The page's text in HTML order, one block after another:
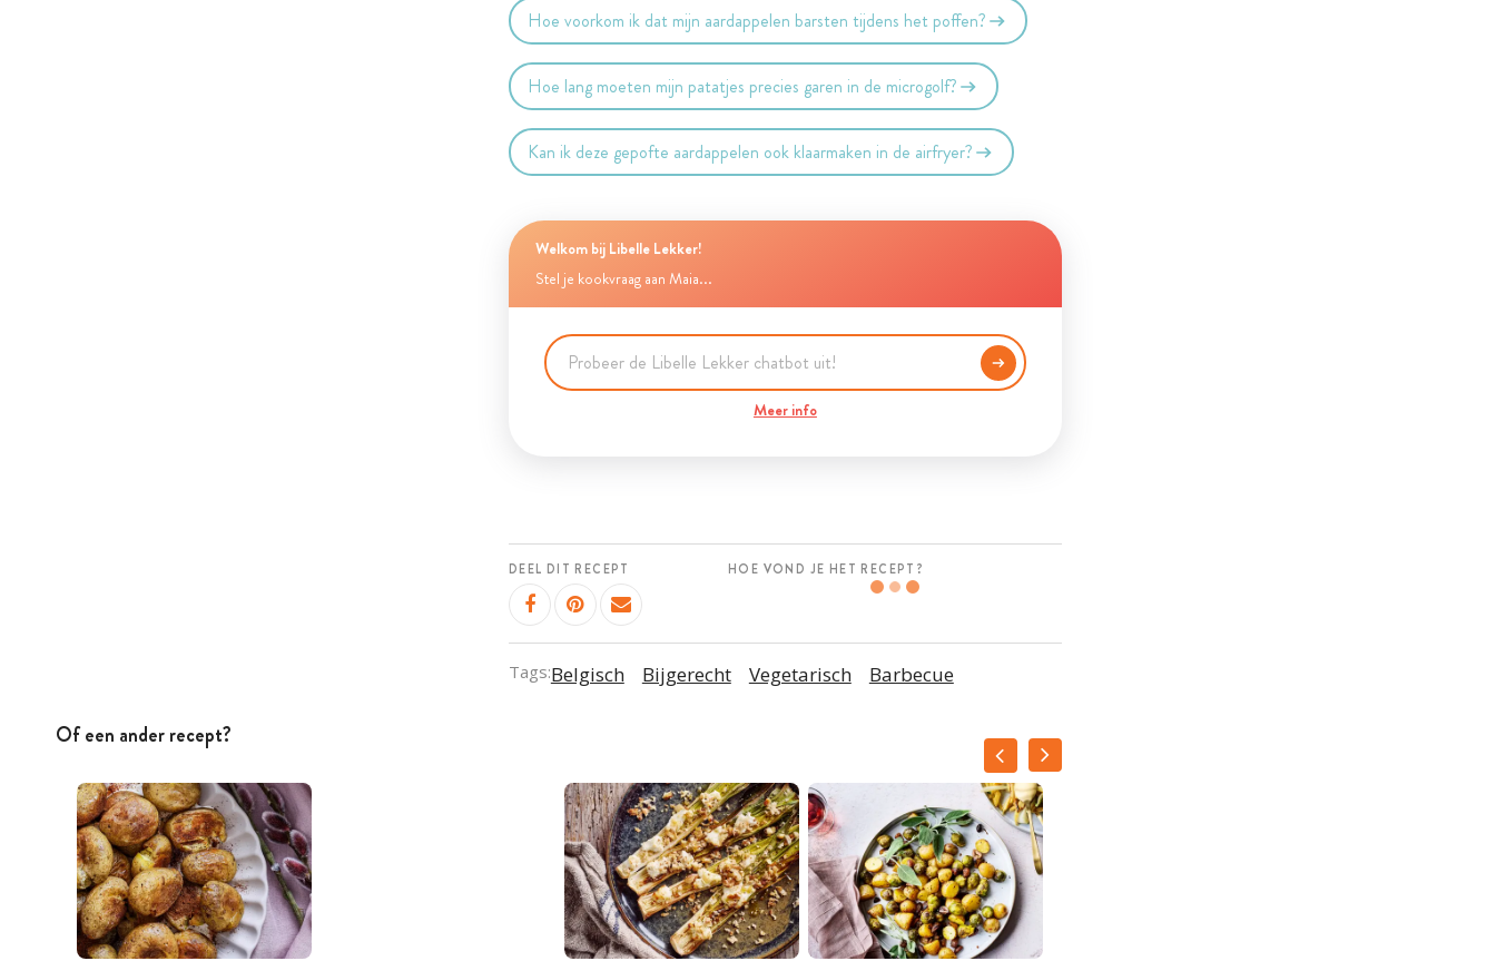
Hoe voorkom ik dat mijn aardappelen barsten tijdens het poffen?
Hoe lang moeten mijn patatjes precies garen in de microgolf?
Kan ik deze gepofte aardappelen ook klaarmaken in de airfryer?
Welkom bij Libelle Lekker!
Stel je kookvraag aan Maia...
Meer info
DEEL DIT RECEPT HOE VOND JE HET RECEPT?
Tags:Belgisch Bijgerecht Vegetarisch Barbecue
Of een ander recept?